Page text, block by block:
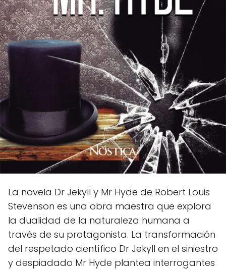
La novela Dr Jekyll y Mr Hyde de Robert Louis
Stevenson es una obra maestra que explora
la dualidad de la naturaleza humana a
través de su protagonista. La transformación
del respetado científico Dr Jekyll en el siniestro
y despiadado Mr Hyde plantea interrogantes